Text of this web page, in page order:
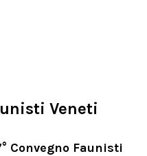
Veneti
Convegno Faunisti